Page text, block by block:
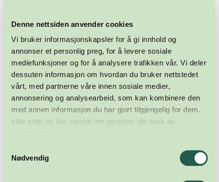
Denne nettsiden anvender cookies
Vi bruker informasjonskapsler for å gi innhold og
annonser et personlig preg, for å levere sosiale
mediefunksjoner og for å analysere trafikken vår. Vi deler
dessuten informasjon om hvordan du bruker nettstedet
vårt, med partnerne våre innen sosiale medier,
annonsering og analysearbeid, som kan kombinere den
med annen informasjon du har gjort tilgjengelig for dem,
eller som de har samlet inn gjennom din bruk av
Nødvendig